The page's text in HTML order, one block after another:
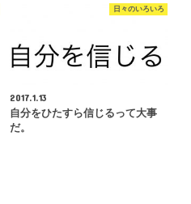
日々のいろいろ
2017.1.13
自分をひたすら信じるって大事
だ。